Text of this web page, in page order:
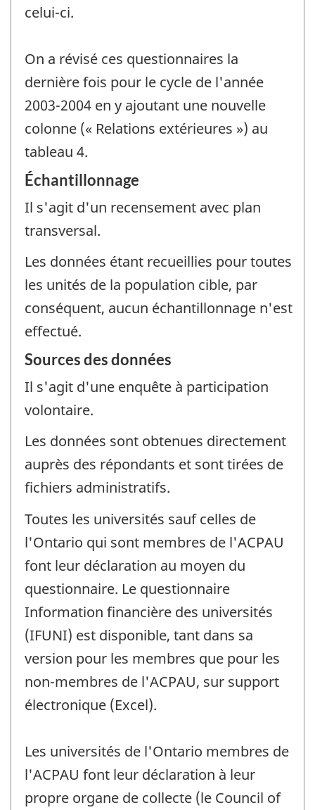
celui-ci.
On a révisé ces questionnaires la
dernière fois pour le cycle de l'année
2003-2004 en y ajoutant une nouvelle
colonne (« Relations extérieures ») au
tableau 4.
Échantillonnage
Il s'agit d'un recensement avec plan
transversal.
Les données étant recueillies pour toutes
les unités de la population cible, par
conséquent, aucun échantillonnage n'est
effectué.
Sources des données
Il s'agit d'une enquête à participation
volontaire.
Les données sont obtenues directement
auprès des répondants et sont tirées de
fichiers administratifs.
Toutes les universités sauf celles de
l'Ontario qui sont membres de l'ACPAU
font leur déclaration au moyen du
questionnaire. Le questionnaire
Information financière des universités
(IFUNI) est disponible, tant dans sa
version pour les membres que pour les
non-membres de l'ACPAU, sur support
électronique (Excel).
Les universités de l'Ontario membres de
l'ACPAU font leur déclaration à leur
propre organe de collecte (le Council of